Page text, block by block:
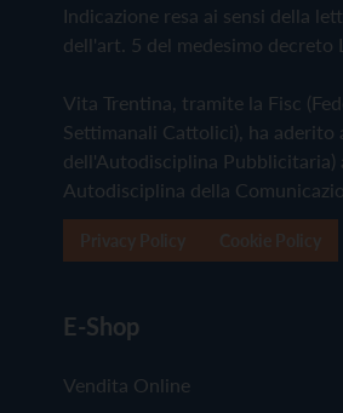
Indicazione resa ai sensi della
dell'art. 5 del medesimo decreto
Vita Trentina, tramite la Fisc
Settimanali Cattolici), ha aderito
dell'Autodisciplina Pubblicitaria)
Autodisciplina della
E-Shop
Vendita Online